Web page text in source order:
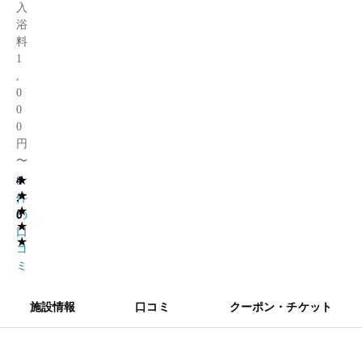
入
浴
料
1
0
0
0
円
〜
★
★
★
★
★
4
.
0
8
件
の
口
コ
ミ
施設情報 口コミ クーポン・チケット